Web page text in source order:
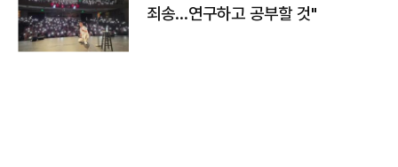
죄송…연구하고 공부할 것"